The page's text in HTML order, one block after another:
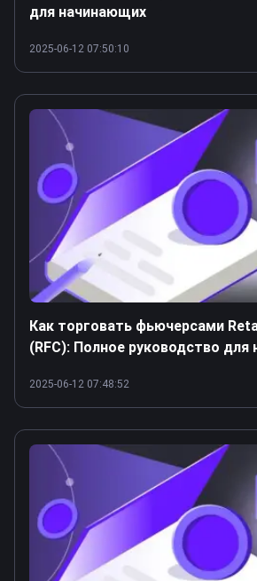
для начинающих
2025-06-12 07:50:10
Как торговать фьючерсами
(RFC): Полное руководство
2025-06-12 07:48:52